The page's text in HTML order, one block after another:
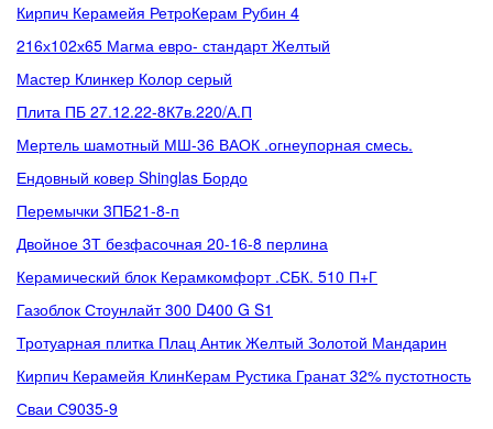
Кирпич Керамейя РетроКерам Рубин 4
216х102х65 Магма евро- стандарт Желтый
Мастер Клинкер Колор серый
Плита ПБ 27.12.22-8К7в.220/А.П
Мертель шамотный МШ-36 ВАОК .огнеупорная смесь.
Ендовный ковер Shinglas Бордо
Перемычки 3ПБ21-8-п
Двойное 3Т безфасочная 20-16-8 перлина
Керамический блок Керамкомфорт .СБК. 510 П+Г
Газоблок Стоунлайт 300 D400 G S1
Тротуарная плитка Плац Антик Желтый Золотой Мандарин
Кирпич Керамейя КлинКерам Рустика Гранат 32% пустотность
Сваи С9035-9